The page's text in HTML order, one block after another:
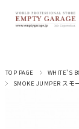
TOP PAGE
WHITE'S
SMOKE JUMPER スモ